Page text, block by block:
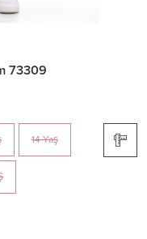
73309
14 Yaş